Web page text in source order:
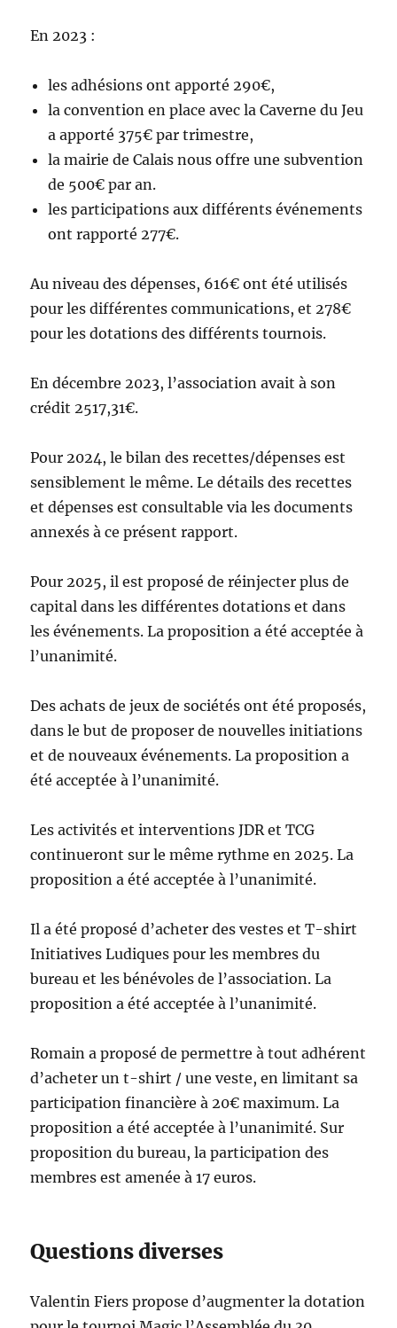
En 2023 :
les adhésions ont apporté 290€,
la convention en place avec la Caverne du Jeu
a apporté 375€ par trimestre,
la mairie de Calais nous offre une subvention
de 500€ par an.
les participations aux différents événements
ont rapporté 277€.
Au niveau des dépenses, 616€ ont été utilisés
pour les différentes communications, et 278€
pour les dotations des différents tournois.
En décembre 2023, l’association avait à son
crédit 2517,31€.
Pour 2024, le bilan des recettes/dépenses est
sensiblement le même. Le détails des recettes
et dépenses est consultable via les documents
annexés à ce présent rapport.
Pour 2025, il est proposé de réinjecter plus de
capital dans les différentes dotations et dans
les événements. La proposition a été acceptée à
l’unanimité.
Des achats de jeux de sociétés ont été proposés,
dans le but de proposer de nouvelles initiations
et de nouveaux événements. La proposition a
été acceptée à l’unanimité.
Les activités et interventions JDR et TCG
continueront sur le même rythme en 2025. La
proposition a été acceptée à l’unanimité.
Il a été proposé d’acheter des vestes et T-shirt
Initiatives Ludiques pour les membres du
bureau et les bénévoles de l’association. La
proposition a été acceptée à l’unanimité.
Romain a proposé de permettre à tout adhérent
d’acheter un t-shirt / une veste, en limitant sa
participation financière à 20€ maximum. La
proposition a été acceptée à l’unanimité. Sur
proposition du bureau, la participation des
membres est amenée à 17 euros.
Questions diverses
Valentin Fiers propose d’augmenter la dotation